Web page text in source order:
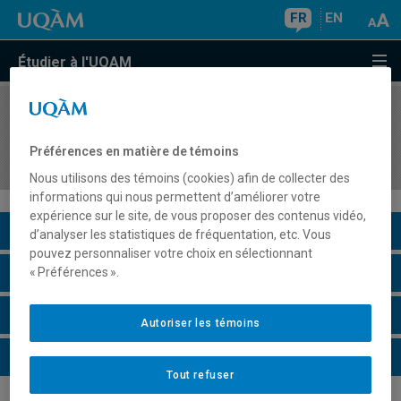
FR EN
Étudier à l'UQAM
COURS//
et de l'hôtellerie
Description du cours
Horaire - Été 2026
Horaire - Automne 2026
Horaire - Hiver 2027
Préférences en matière de témoins
Nous utilisons des témoins (cookies) afin de collecter des
informations qui nous permettent d’améliorer votre
expérience sur le site, de vous proposer des contenus vidéo,
d’analyser les statistiques de fréquentation, etc. Vous
pouvez personnaliser votre choix en sélectionnant
« Préférences ».
Tout refuser
Autoriser les témoins